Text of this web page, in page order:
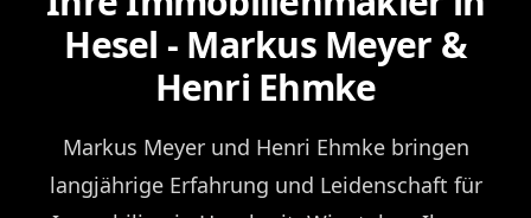
Hesel - Markus Meyer &
Henri Ehmke
Markus Meyer und Henri Ehmke bringen
langjährige Erfahrung und Leidenschaft für